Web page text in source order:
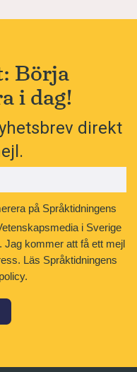
Börja
i dag!
direkt
på Språktidningens
i Sverige
Jag kommer att få ett mejl
Läs Språktidningens